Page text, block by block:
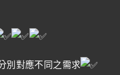
別對應不同之需求